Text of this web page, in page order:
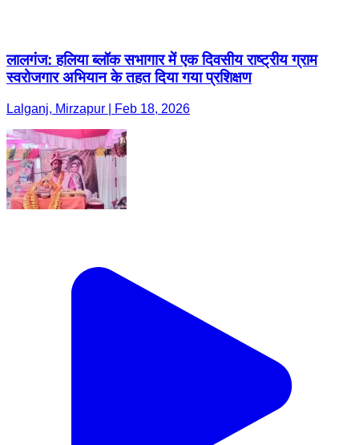
लालगंज: हलिया ब्लॉक सभागार में एक दिवसीय राष्ट्रीय ग्राम
स्वरोजगार अभियान के तहत दिया गया प्रशिक्षण
Lalganj, Mirzapur | Feb 18, 2026